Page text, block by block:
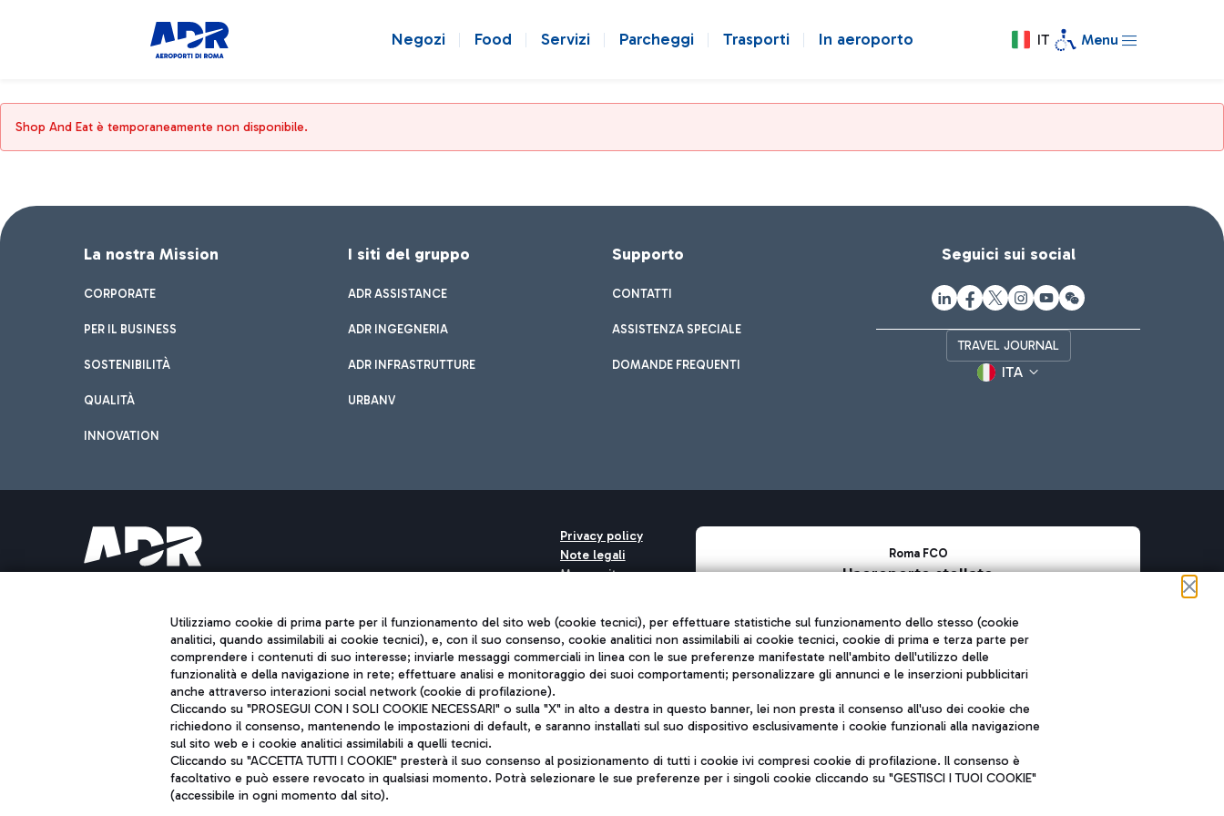
Negozi Food Servizi Parcheggi Trasporti In aeroporto IT Menu
Shop And Eat è temporaneamente non disponibile.
La nostra Mission
CORPORATE
PER IL BUSINESS
SOSTENIBILITÀ
QUALITÀ
INNOVATION
I siti del gruppo
ADR ASSISTANCE
ADR INGEGNERIA
ADR INFRASTRUTTURE
URBANV
Supporto
CONTATTI
ASSISTENZA SPECIALE
DOMANDE FREQUENTI
Seguici sui social
TRAVEL JOURNAL
ITA
Capitale sociale 62.224.743,00 int. vers.
Sede legale: Via Pier Paolo Racchetti 1 - 00054 Fiumicino (RM) telefono +39 06 65951
Privacy policy
Note legali
Mappa sito
Roma FCO
L'aeroporto stellato
Utilizziamo cookie di prima parte per il funzionamento del sito web (cookie tecnici), per effettuare statistiche sul funzionamento dello stesso (cookie
analitici, quando assimilabili ai cookie tecnici), e, con il suo consenso, cookie analitici non assimilabili ai cookie tecnici, cookie di prima e terza parte per
comprendere i contenuti di suo interesse; inviarle messaggi commerciali in linea con le sue preferenze manifestate nell'ambito dell'utilizzo delle
funzionalità e della navigazione in rete; effettuare analisi e monitoraggio dei suoi comportamenti; personalizzare gli annunci e le inserzioni pubblicitari
anche attraverso interazioni social network (cookie di profilazione).
Cliccando su "PROSEGUI CON I SOLI COOKIE NECESSARI" o sulla "X" in alto a destra in questo banner, lei non presta il consenso all'uso dei cookie che
richiedono il consenso, mantenendo le impostazioni di default, e saranno installati sul suo dispositivo esclusivamente i cookie funzionali alla navigazione
sul sito web e i cookie analitici assimilabili a quelli tecnici.
Cliccando su "ACCETTA TUTTI I COOKIE" presterà il suo consenso al posizionamento di tutti i cookie ivi compresi cookie di profilazione. Il consenso è
facoltativo e può essere revocato in qualsiasi momento. Potrà selezionare le sue preferenze per i singoli cookie cliccando su "GESTISCI I TUOI COOKIE"
(accessibile in ogni momento dal sito).